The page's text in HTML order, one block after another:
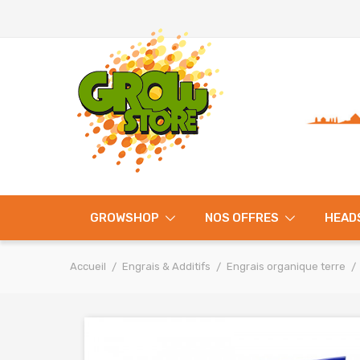
GROWSHOP NOS OFFRES
Accueil Engrais & Additifs Engrais organique terre